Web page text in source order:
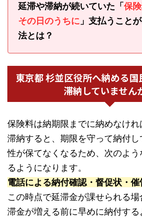
延滞や滞納が続いていた「保
その日のうちに 」支払うこと
法とは？
東京都 杉並区役所へ納める
滞納していません
保険料は納期限までに納めなけれ
滞納すると、期限を守って納付
性が保てなくなるため、次のよ
るようになります。
電話による納付確認・督促状・
この時点で延滞金が課せられる
滞金が増える前に早めに納付する